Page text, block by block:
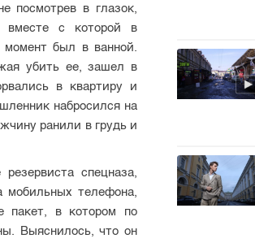
посмотрев в глазок,
вместе с которой в
был в ванной.
убить ее, зашел в
в квартиру и
набросился на
ранили в грудь и
спецназа,
мобильных телефона,
пакет, в котором по
Выяснилось, что он